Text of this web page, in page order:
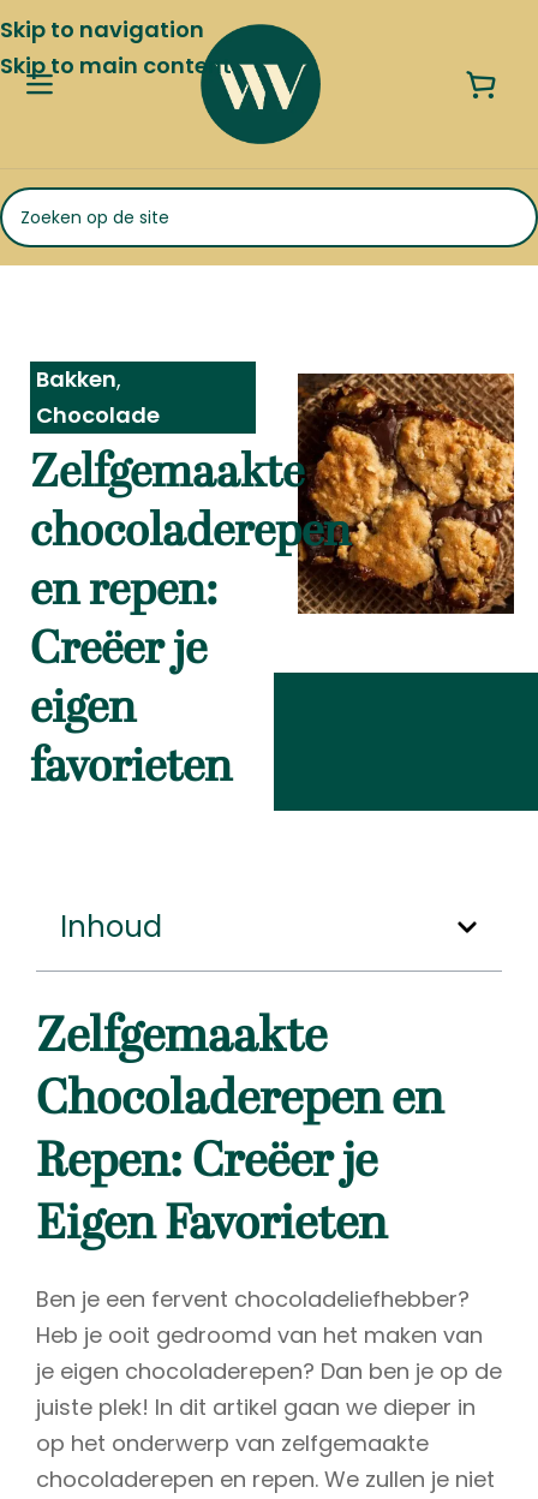
Skip to navigation
Skip to main content
Bakken,
Chocolade
Zelfgemaakte
chocoladerepen
en repen:
Creëer je
eigen
favorieten
Inhoud
Zelfgemaakte
Chocoladerepen en
Repen: Creëer je
Eigen Favorieten
Ben je een fervent chocoladeliefhebber?
Heb je ooit gedroomd van het maken van
je eigen chocoladerepen? Dan ben je op de
juiste plek! In dit artikel gaan we dieper in
op het onderwerp van zelfgemaakte
chocoladerepen en repen. We zullen je niet